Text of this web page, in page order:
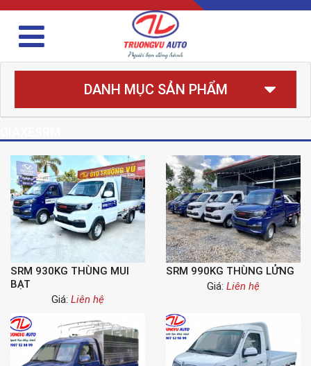
DANH MỤC SẢN PHẨM
SRM 930KG THÙNG MUI
BẠT
Giá: Liên hệ
SRM 990KG THÙNG LỬNG
Giá: Liên hệ